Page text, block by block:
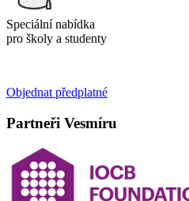
Speciální nabídka
pro školy a studenty
Objednat předplatné
Partneři Vesmíru